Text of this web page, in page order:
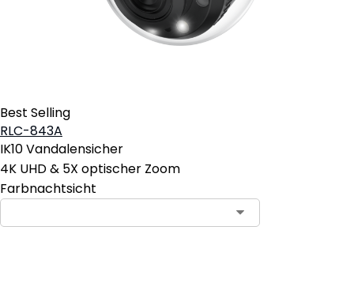
Best Selling
RLC-843A
IK10 Vandalensicher
4K UHD & 5X optischer Zoom
Farbnachtsicht